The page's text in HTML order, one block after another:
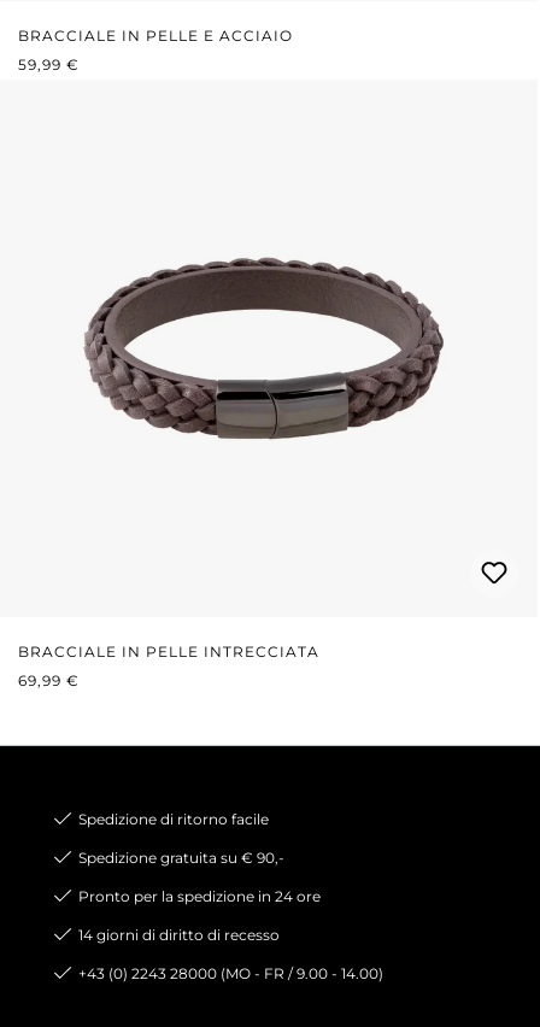
BRACCIALE IN PELLE E ACCIAIO
PREZZO NORMALE:
59,99 €
BRACCIALE IN PELLE INTRECCIATA
PREZZO NORMALE:
69,99 €
Spedizione di ritorno facile
Spedizione gratuita su € 90,-
Pronto per la spedizione in 24 ore
14 giorni di diritto di recesso
+43 (0) 2243 28000 (MO - FR / 9.00 - 14.00)